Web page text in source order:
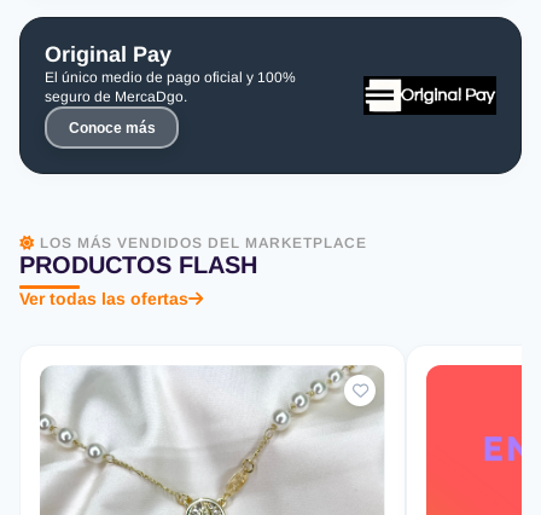
Original Pay
El único medio de pago oficial y 100%
seguro de MercaDgo.
Conoce más
LOS MÁS VENDIDOS DEL MARKETPLACE
PRODUCTOS FLASH
Ver todas las ofertas